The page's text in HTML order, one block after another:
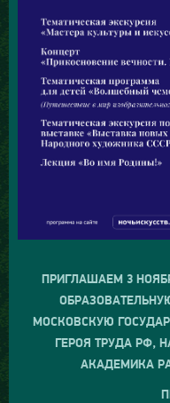
ПРИГЛАШАЕМ 3
МОСКОВСКУЮ
ГЕРОЯ ТРУДА РФ,
АКАДЕМИКА